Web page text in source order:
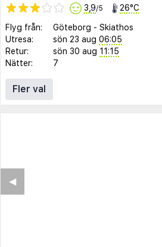
3,9/5 26°C
Flyg från: Göteborg - Skiathos
Utresa:
sön 23 aug 06:05
Retur:
sön 30 aug 11:15
Nätter:
7
Fler val
◀︎